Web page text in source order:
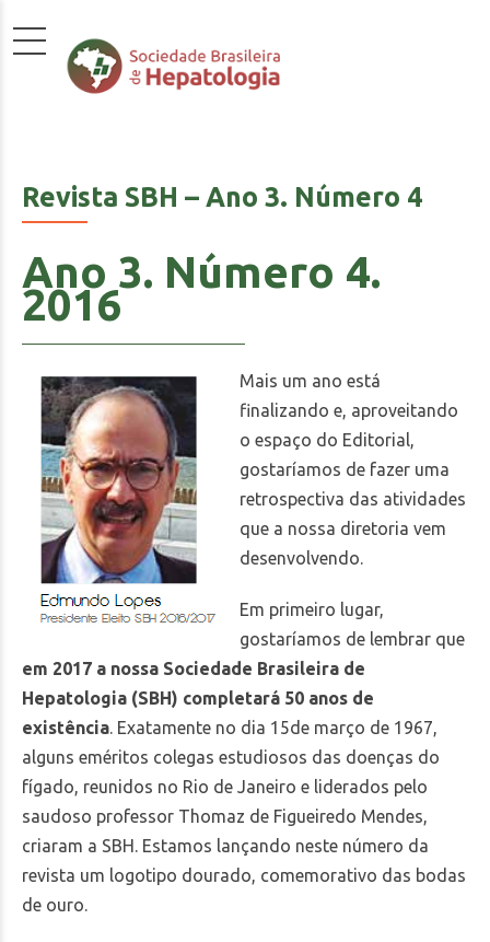
Revista SBH – Ano 3. Número 4
Ano 3. Número 4.
2016
Mais um ano está
finalizando e, aproveitando
o espaço do Editorial,
gostaríamos de fazer uma
retrospectiva das atividades
que a nossa diretoria vem
desenvolvendo.
Em primeiro lugar,
gostaríamos de lembrar que
em 2017 a nossa Sociedade Brasileira de
Hepatologia (SBH) completará 50 anos de
existência. Exatamente no dia 15de março de 1967,
alguns eméritos colegas estudiosos das doenças do
fígado, reunidos no Rio de Janeiro e liderados pelo
saudoso professor Thomaz de Figueiredo Mendes,
criaram a SBH. Estamos lançando neste número da
revista um logotipo dourado, comemorativo das bodas
de ouro.